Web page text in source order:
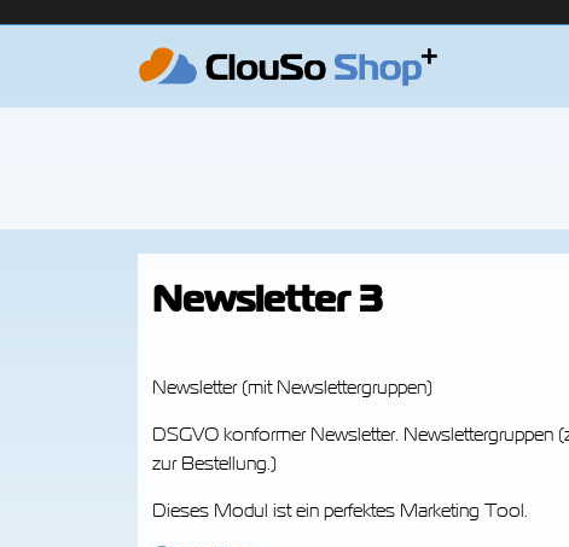
Newsletter 3
Newsletter (mit Newslettergruppen)
DSGVO konformer Newsletter. Newslettergruppen
zur Bestellung.)
Dieses Modul ist ein perfektes Marketing Tool.